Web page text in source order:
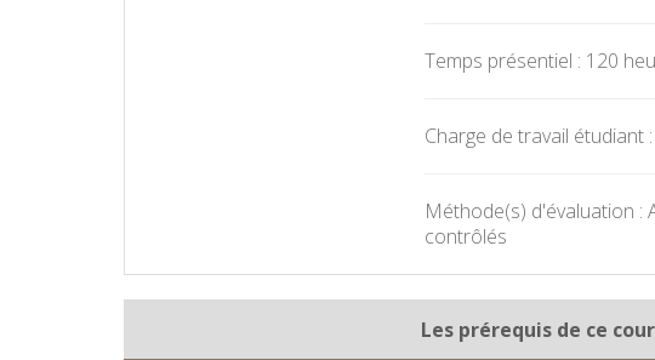
Temps présentiel : 120
Charge de travail étudiant
Méthode(s) d'évaluation :
contrôlés
Les prérequis de ce